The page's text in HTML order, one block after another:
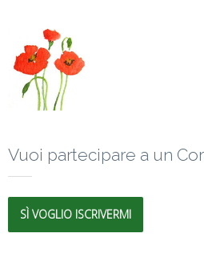
Vuoi partecipare a un
SÌ VOGLIO ISCRIVERMI